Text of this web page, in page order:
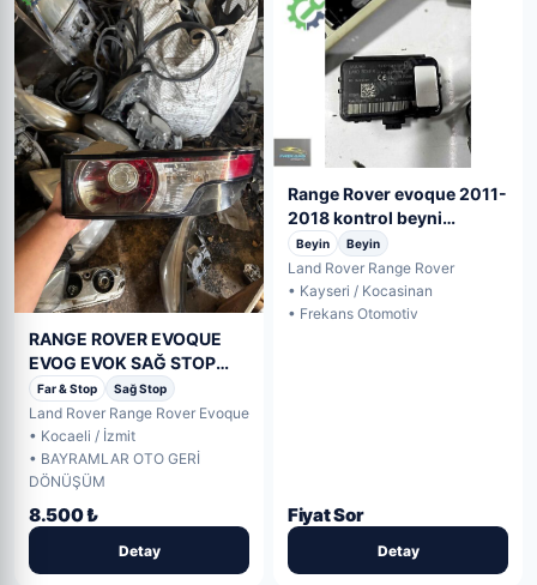
RANGE ROVER EVOQUE
EVOG EVOK SAĞ STOP
ORJİNAL
Far & Stop Sağ Stop
Land Rover Range Rover Evoque
• Kocaeli / İzmit
• BAYRAMLAR OTO GERİ
DÖNÜŞÜM
8.500 ₺
Detay
Range Rover evoque 2011-
2018 kontrol beyni
5E0760517
Beyin Beyin
Land Rover Range Rover
• Kayseri / Kocasinan
• Frekans Otomotiv
Fiyat Sor
Detay